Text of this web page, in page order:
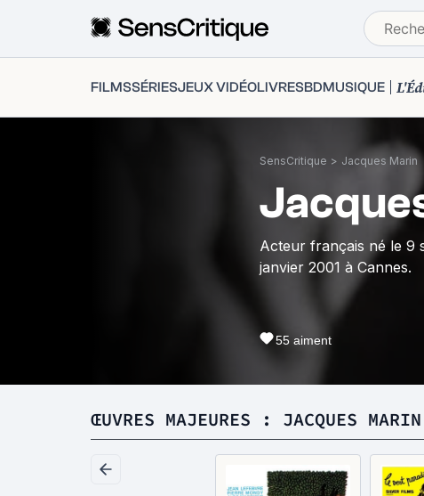
FILMSSÉRIESJEUX VIDÉOLIVRESBDMUSIQUE
SensCritique > Jacques Marin
Acteur français né le 9
janvier 2001 à Cannes.
55 aiment
ŒUVRES MAJEURES : JACQUES MARIN